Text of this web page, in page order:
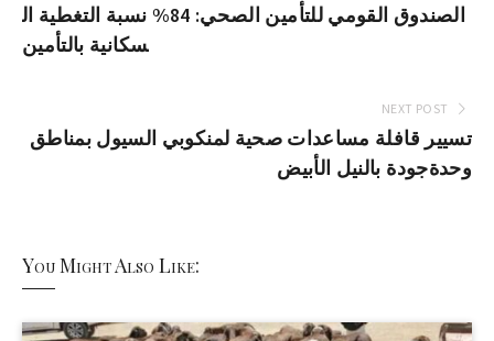
الصندوق القومي للتأمين الصحي: 84% نسبة التغطية ال
سكانية بالتأمين
NEXT POST
تسيير قافلة مساعدات صحية لمنكوبي السيول بمناطق
وحدةجودة بالنيل الأبيض
You Might Also Like: